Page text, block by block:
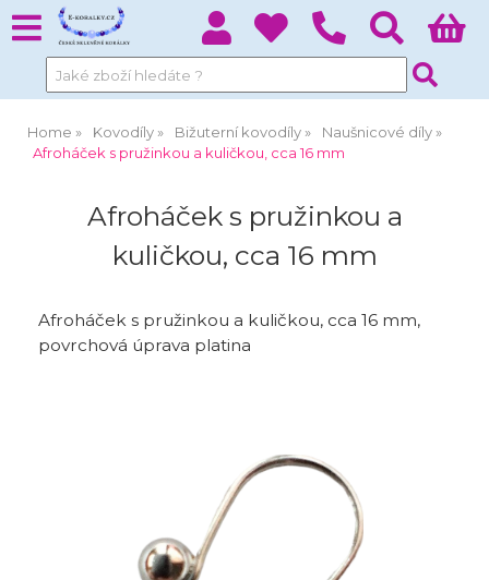
Home Kovodíly Bižuterní kovodíly
Naušnicové díly
Afroháček s pružinkou a kuličkou, cca 16 mm
Afroháček s pružinkou a
kuličkou, cca 16 mm
Afroháček s pružinkou a kuličkou, cca 16 mm,
povrchová úprava platina